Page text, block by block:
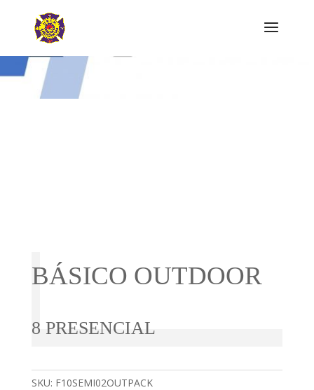
BÁSICO OUTDOOR
8 PRESENCIAL
SKU: F10SEMI02OUTPACK